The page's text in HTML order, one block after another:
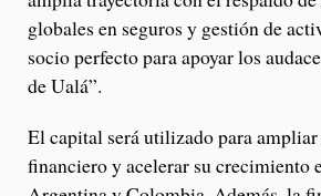
globales en seguros y gestión de
socio perfecto para apoyar los
de Ualá”.
El capital será utilizado para ampliar
financiero y acelerar su crecimiento